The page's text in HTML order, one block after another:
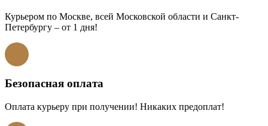
Курьером по Москве, всей Московской области и Санкт-
Петербургу – от 1 дня!
Безопасная оплата
Оплата курьеру при получении! Никаких предоплат!